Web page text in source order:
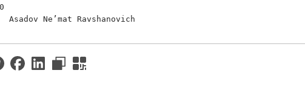
Ne’mat Ravshanovich